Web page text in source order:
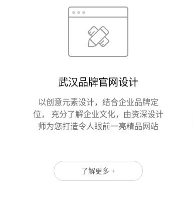
武汉品牌官网设计
以创意元素设计，结合企业品牌定
位， 充分了解企业文化，由资深设计
师为您打造令人眼前一亮精品网站
了解更多 +